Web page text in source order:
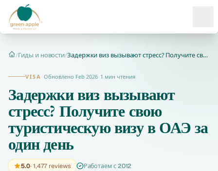
Главная
/Гиды и новости/ Задержки виз вызывают стресс? Получите свою туристическую ви...
VISA · Обновлено Feb 2026· 1 мин чтения
Задержки виз вызывают
стресс? Получите свою
туристическую визу в ОАЭ за
один день
5.0· 1,477 reviews Работаем с 2012